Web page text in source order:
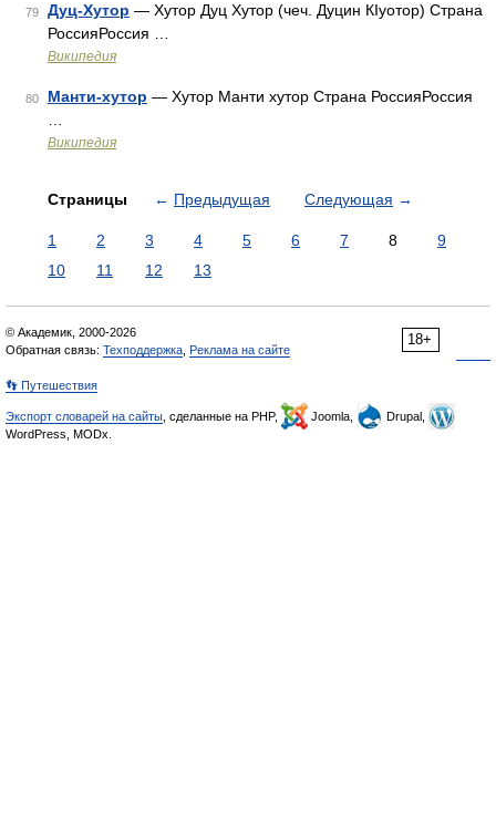
79 Дуц-Хутор — Хутор Дуц Хутор (чеч. Дуцин КIуотор) Страна
РоссияРоссия …
Википедия
80 Манти-хутор — Хутор Манти хутор Страна РоссияРоссия
Википедия
Страницы ← Предыдущая Следующая →
1 2 3 4 5 6 7 8
9
10
11 12 13
18+
© Академик, 2000-2026
Обратная связь: Техподдержка Реклама на сайте
👣 Путешествия
Экспорт словарей на сайты , сделанные на PHP, Joomla,
Drupal,
WordPress, MODx.